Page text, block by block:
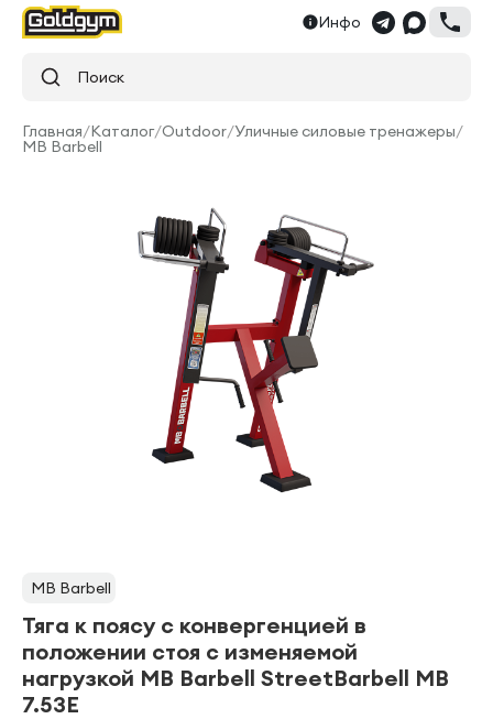
Инфо
Поиск
Главная/Каталог/Outdoor/Уличные силовые тренажеры/
MB Barbell
MB Barbell
Тяга к поясу с конвергенцией в
положении стоя с изменяемой
нагрузкой MB Barbell StreetBarbell MB
7.53E